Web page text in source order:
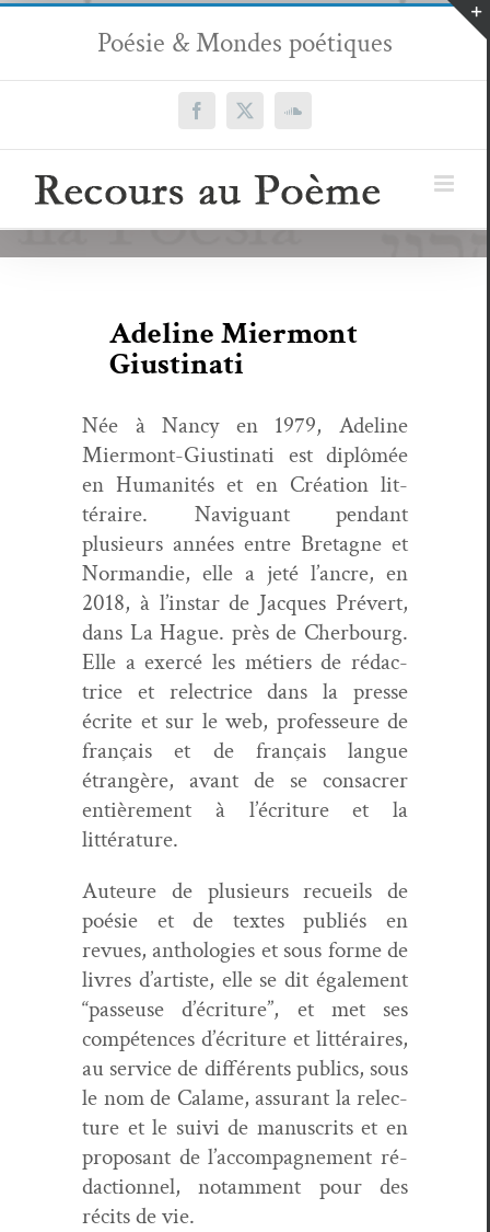
Passer
contenu
Poésie & Mondes poétiques
Facebook
X SoundCloud
Adeline Miermont
Giustinati
Née à Nan­cy en 1979, Ade­line
Mier­mont-Giusti­nati est diplômée
en Human­ités et en Créa­tion lit­
téraire. Nav­iguant pen­dant
plusieurs années entre Bre­tagne et
Nor­mandie, elle a jeté l’an­cre, en
2018, à l’in­star de Jacques Prévert,
dans La Hague. près de Cher­bourg.
Elle a exercé les métiers de ré­dac­
trice et relec­trice dans la presse
écrite et sur le web, pro­fesseure de
français et de français langue
étrangère, avant de se con­sacr­er
entière­ment à l’écri­t­ure et la
littérature.
Auteure de plusieurs recueils de
poésie et de textes pub­liés en
revues, antholo­gies et sous forme de
livres d’artiste, elle se dit égale­ment
“passeuse d’écriture”, et met ses
com­pé­tences d’écri­t­ure et lit­téraires,
au ser­vice de dif­férents publics, sous
le nom de Calame, assur­ant la relec­
ture et le suivi de man­u­scrits et en
pro­posant de l’ac­com­pa­g­ne­ment ré­
dac­tion­nel, notam­ment pour des
réc­its de vie.